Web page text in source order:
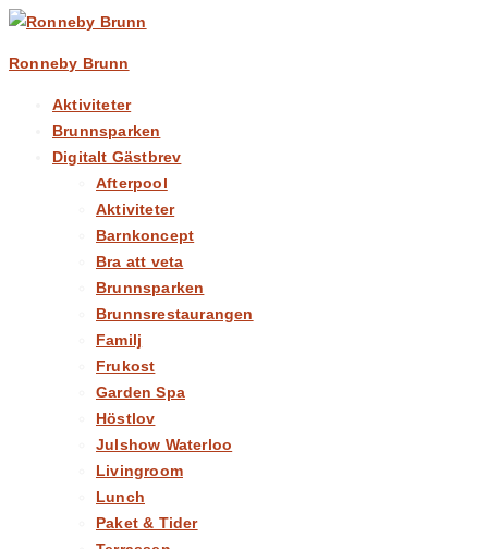
Ronneby Brunn
Aktiviteter
Brunnsparken
Digitalt Gästbrev
Afterpool
Aktiviteter
Barnkoncept
Bra att veta
Brunnsparken
Brunnsrestaurangen
Familj
Frukost
Garden Spa
Höstlov
Julshow Waterloo
Livingroom
Lunch
Paket & Tider